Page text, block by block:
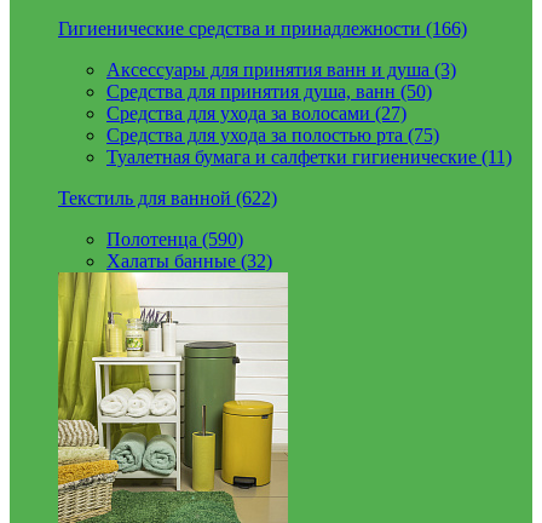
Гигиенические средства и принадлежности (166)
Аксессуары для принятия ванн и душа (3)
Средства для принятия душа, ванн (50)
Средства для ухода за волосами (27)
Средства для ухода за полостью рта (75)
Туалетная бумага и салфетки гигиенические (11)
Текстиль для ванной (622)
Полотенца (590)
Халаты банные (32)